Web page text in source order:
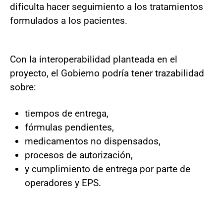
dificulta hacer seguimiento a los tratamientos
formulados a los pacientes.
Con la interoperabilidad planteada en el
proyecto, el Gobierno podría tener trazabilidad
sobre:
tiempos de entrega,
fórmulas pendientes,
medicamentos no dispensados,
procesos de autorización,
y cumplimiento de entrega por parte de
operadores y EPS.